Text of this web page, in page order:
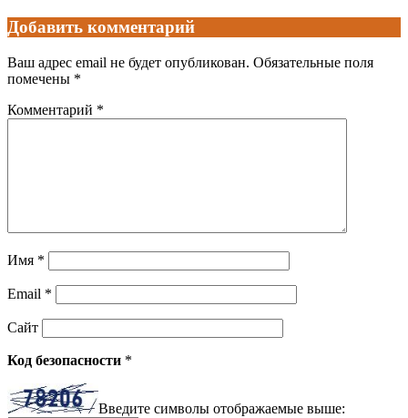
Добавить комментарий
Ваш адрес email не будет опубликован. Обязательные поля
помечены *
Комментарий *
Имя *
Email *
Сайт
Код безопасности *
Введите символы отображаемые выше: